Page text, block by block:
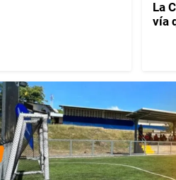
La
vía